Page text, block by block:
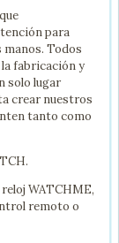
para
manos. Todos
fabricación y
solo lugar
crear nuestros
tanto como
WATCHME,
remoto o